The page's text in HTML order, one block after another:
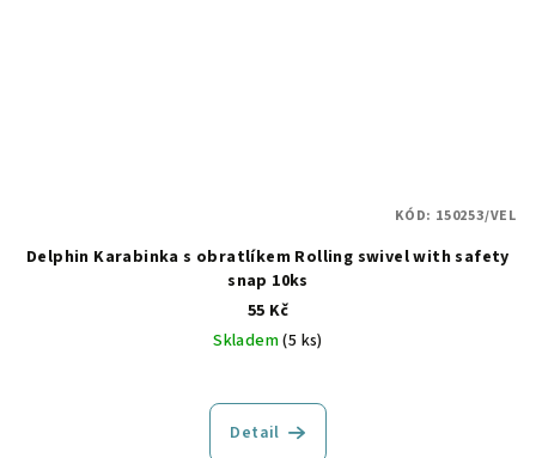
Delphin Karabinka s obratlíkem Rolling swivel with safety
snap 10ks
55 Kč
Skladem(5 ks)
Detail
KÓD: 150253/VEL